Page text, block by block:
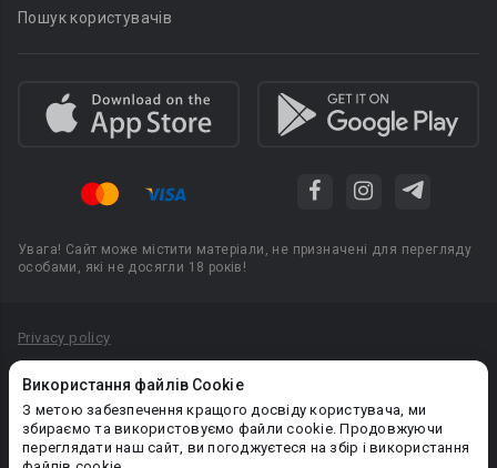
Використання файлів Cookie
З метою забезпечення кращого досвіду користувача, ми
збираємо та використовуємо файли cookie. Продовжуючи
переглядати наш сайт, ви погоджуєтеся на збір і використання
Пошук користувачів
Увага! Сайт може містити матеріали, не призначені для перегляду
особами, які не досягли 18 років!
Privacy policy
Політика конфіденційності
Правила публікації авторського контенту